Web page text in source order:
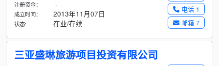
电话 1
邮箱 7
注册资金： -
成立时间： 2013年11月07日
状态: 在业/存续
三亚盛琳旅游项目投资有限公司